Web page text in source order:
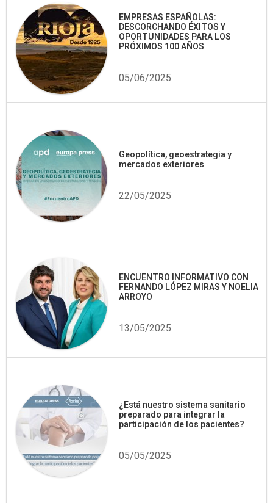
EMPRESAS ESPAÑOLAS:
DESCORCHANDO ÉXITOS Y
OPORTUNIDADES PARA LOS
PRÓXIMOS 100 AÑOS
05/06/2025
Geopolítica, geoestrategia y
mercados exteriores
22/05/2025
ENCUENTRO INFORMATIVO CON
FERNANDO LÓPEZ MIRAS Y NOELIA
ARROYO
13/05/2025
¿Está nuestro sistema sanitario
preparado para integrar la
participación de los pacientes?
05/05/2025